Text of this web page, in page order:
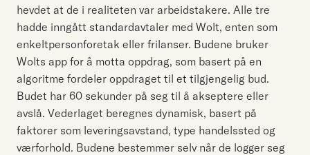
hevdet at de i realiteten var arbeidstakere. Alle tre
hadde inngått standardavtaler med Wolt, enten som
enkeltpersonforetak eller frilanser. Budene bruker
Wolts app for å motta oppdrag, som basert på en
algoritme fordeler oppdraget til et tilgjengelig bud.
Budet har 60 sekunder på seg til å akseptere eller
avslå. Vederlaget beregnes dynamisk, basert på
faktorer som leveringsavstand, type handelssted og
værforhold. Budene bestemmer selv når de logger seg